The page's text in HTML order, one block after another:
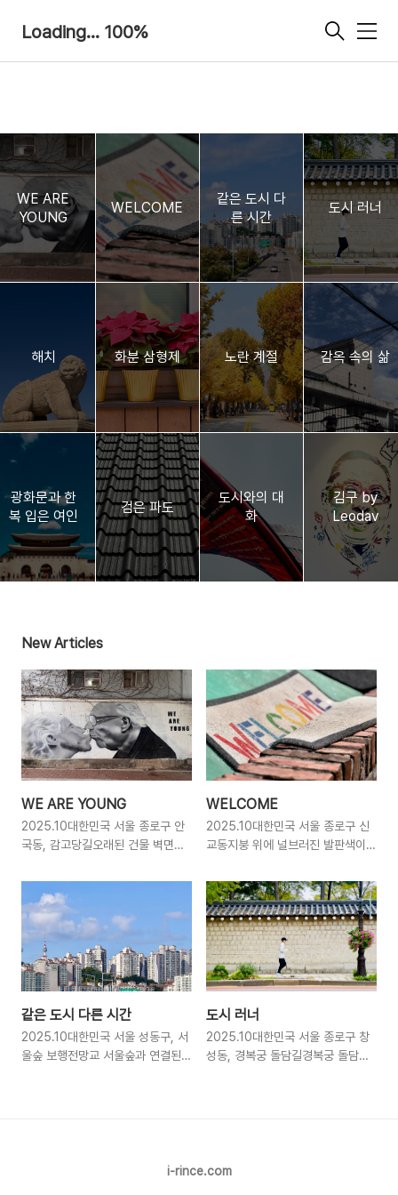
Loading... 100%
메
WE ARE
YOUNG
WELCOME
같은 도시 다
른 시간
도시 러너
해치 화분 삼형제 노란 계절 감옥 속의 삶
광화문과 한
복 입은 여인
검은 파도
도시와의 대
화
김구 by
Leodav
New Articles
WE ARE YOUNG
2025.10대한민국 서울 종로구 안
국동, 감고당길오래된 건물 벽면을
게 입을 맞추고 있는 두 노년의 얼
굴, 그리고 그 옆의 문구 WE ARE
YOUNG이 작업은 원영선 중위
(2018년 작품 복원 당시 직급)의 작
품이다.거칠게 갈라진 벽면과 시간
이 흘러내린 덩굴이 작품과 자연스
럽게 이어지며, 오래된 것과 젊음이
라는 메시지가 묘하게 겹친다. 나이
의 기준은 숫자가 아니라 마음의 온
도 아닐까노부부 벽화 (We are
고 있는 원래 모습 그대로 벽화를 복
WELCOME
2025.10대한민국 서울 종로구 신
교동지붕 위에 널브러진 발판색이
건이 잠시 햇빛 아래에서 휴식을 취
하는 장면 같다세척 후 말리는 중인
지, 아니면 버려진 것인지 알 수는
없지만, 엉성하고 무심하게 놓여 있
는 모습이 묘하게 감성을 자극한다
넌 다시 누군가를 환영할 수 있을
까?
같은 도시 다른 시간
2025.10대한민국 서울 성동구, 서
울숲 보행전망교 서울숲과 연결된
차들이 서로 다른 속도로 움직인다.
도시 러너
2025.10대한민국 서울 종로구 창
성동, 경복궁 돌담길경복궁 돌담을
i-rince.com